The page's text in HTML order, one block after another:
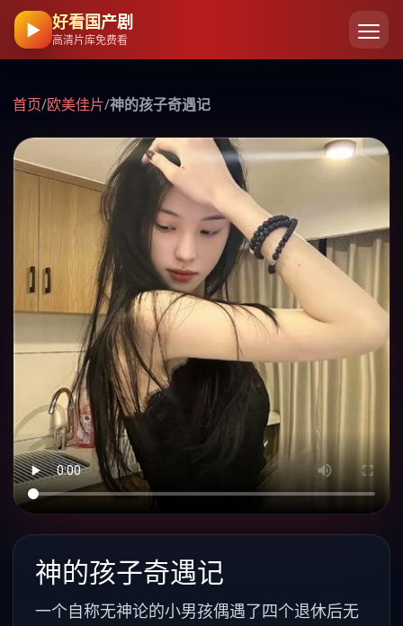
▶ 好看国产剧
高清片库免费看
首页/欧美佳片/神的孩子奇遇记
神的孩子奇遇记
一个自称无神论的小男孩偶遇了四个退休后无